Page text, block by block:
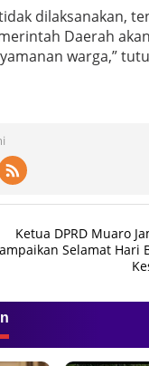
dilaksanakan,
Daerah
warga,”
Ketua DPRD Muaro
Selamat Hari